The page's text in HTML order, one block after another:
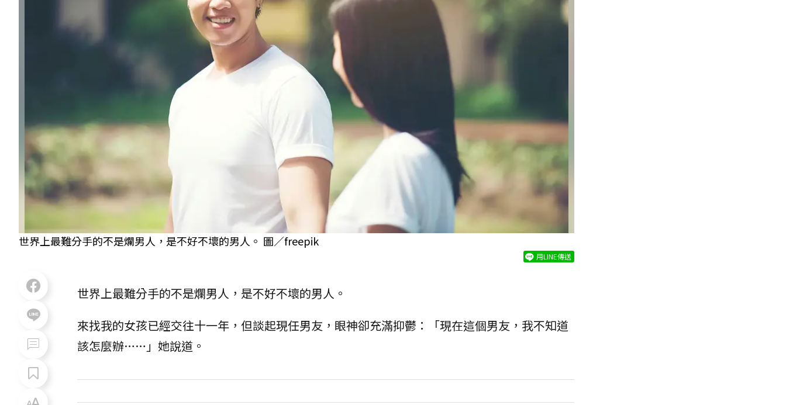
世界上最難分手的不是爛男人，是不好不壞的男人。 圖／freepik
用LINE傳送
世界上最難分手的不是爛男人，是不好不壞的男人。
來找我的女孩已經交往十一年，但談起現任男友，眼神卻充滿抑鬱：「現在這個男友，我不知道
該怎麼辦……」她說道。